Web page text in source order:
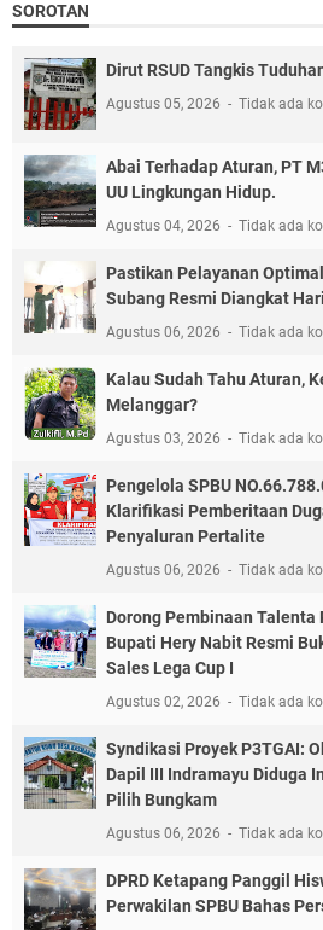
SOROTAN
Dirut RSUD Tangkis
Agustus 05, 2026 Tidak ada
Abai Terhadap Aturan, PT
UU Lingkungan Hidup.
Agustus 04, 2026 Tidak ada
Pastikan Pelayanan
Subang Resmi Diangkat
Agustus 06, 2026 Tidak ada
Kalau Sudah Tahu Aturan,
Melanggar?
Agustus 03, 2026 Tidak ada
Pengelola SPBU
Klarifikasi Pemberitaan
Penyaluran Pertalite
Agustus 06, 2026 Tidak ada
Dorong Pembinaan Talenta
Bupati Hery Nabit Resmi
Sales Lega Cup I
Agustus 02, 2026 Tidak ada
Syndikasi Proyek P3TGAI:
Dapil III Indramayu Diduga
Pilih Bungkam
Agustus 06, 2026 Tidak ada
DPRD Ketapang Panggil
Perwakilan SPBU Bahas